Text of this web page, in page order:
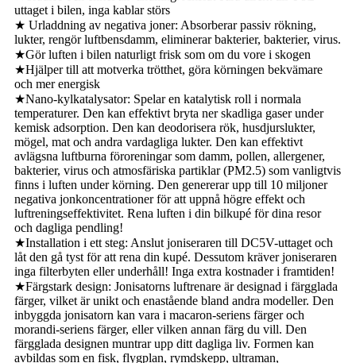
uttaget i bilen, inga kablar störs
★ Urladdning av negativa joner: Absorberar passiv rökning,
lukter, rengör luftbensdamm, eliminerar bakterier, bakterier, virus.
★Gör luften i bilen naturligt frisk som om du vore i skogen
★Hjälper till att motverka trötthet, göra körningen bekvämare
och mer energisk
★Nano-kylkatalysator: Spelar en katalytisk roll i normala
temperaturer. Den kan effektivt bryta ner skadliga gaser under
kemisk adsorption. Den kan deodorisera rök, husdjurslukter,
mögel, mat och andra vardagliga lukter. Den kan effektivt
avlägsna luftburna föroreningar som damm, pollen, allergener,
bakterier, virus och atmosfäriska partiklar (PM2.5) som vanligtvis
finns i luften under körning. Den genererar upp till 10 miljoner
negativa jonkoncentrationer för att uppnå högre effekt och
luftreningseffektivitet. Rena luften i din bilkupé för dina resor
och dagliga pendling!
★Installation i ett steg: Anslut joniseraren till DC5V-uttaget och
låt den gå tyst för att rena din kupé. Dessutom kräver joniseraren
inga filterbyten eller underhåll! Inga extra kostnader i framtiden!
★Färgstark design: Jonisatorns luftrenare är designad i färgglada
färger, vilket är unikt och enastående bland andra modeller. Den
inbyggda jonisatorn kan vara i macaron-seriens färger och
morandi-seriens färger, eller vilken annan färg du vill. Den
färgglada designen muntrar upp ditt dagliga liv. Formen kan
avbildas som en fisk, flygplan, rymdskepp, ultraman,